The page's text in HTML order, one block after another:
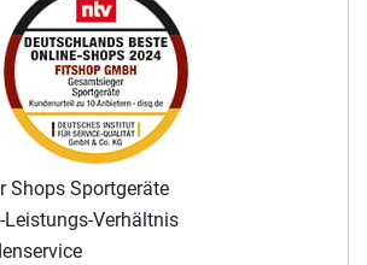
Shops Sportgeräte
Leistungs-Verhältnis